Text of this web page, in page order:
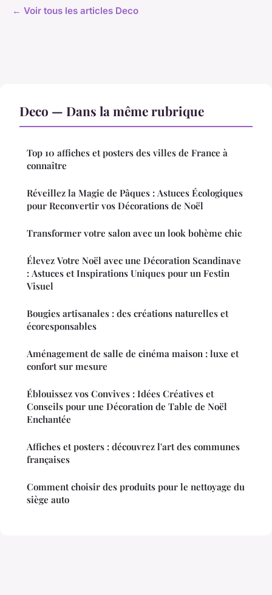
← Voir tous les articles Deco
Deco — Dans la même rubrique
Top 10 affiches et posters des villes de France à
connaître
Réveillez la Magie de Pâques : Astuces Écologiques
pour Reconvertir vos Décorations de Noël
Transformer votre salon avec un look bohème chic
Élevez Votre Noël avec une Décoration Scandinave
: Astuces et Inspirations Uniques pour un Festin
Visuel
Bougies artisanales : des créations naturelles et
écoresponsables
Aménagement de salle de cinéma maison : luxe et
confort sur mesure
Éblouissez vos Convives : Idées Créatives et
Conseils pour une Décoration de Table de Noël
Enchantée
Affiches et posters : découvrez l'art des communes
françaises
Comment choisir des produits pour le nettoyage du
siège auto